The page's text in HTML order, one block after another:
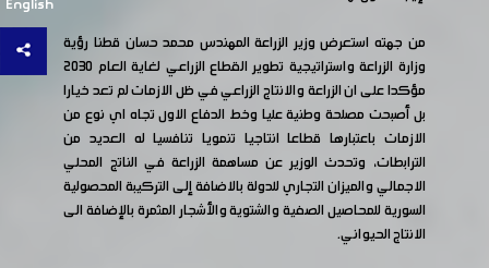
من جهته استعرض وزير الزراعة المهندس محمد حسان قطنا رؤية
وزارة الزراعة واستراتيجية تطوير القطاع الزراعي لغاية العام ٢٠٣٠
مؤكدا على ان الزراعة والانتاج الزراعي في ظل الازمات لم تعد خيارا
بل أصبحت مصلحة وطنية عليا وخط الدفاع الاول تجاه اي نوع من
الازمات باعتبارها قطاعا انتاجيا تنمويا تنافسيا له العديد من
الترابطات، وتحدث الوزير عن مساهمة الزراعة في الناتج المحلي
الاجمالي والميزان التجاري للدولة بالاضافة إلى التركيبة المحصولية
السورية للمحاصيل الصفية والشتوية والأشجار المثمرة بالإضافة الى
الانتاج الحيواني.